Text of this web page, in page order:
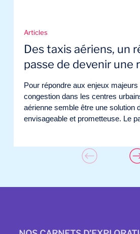
Articles
Des taxis aériens, un
passe de devenir une
Pour répondre aux enjeux
congestion dans les centres
aérienne semble être une solution
envisageable et prometteuse. Le